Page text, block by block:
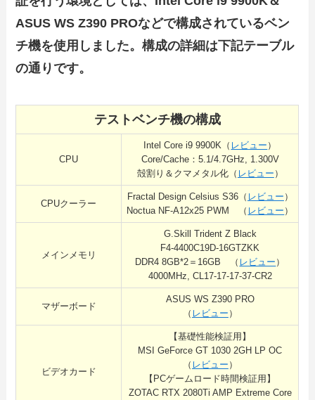
ASUS WS Z390 PROなどで構成されているベン
チ機を使用しました。構成の詳細は下記テーブル
の通りです。
テストベンチ機の構成
CPU
Intel Core i9 9900K（ レビュー ）
Core/Cache：5.1/4.7GHz, 1.300V
殻割り＆クマメタル化（ レビュー ）
CPUクーラー
Fractal Design Celsius S36（ レビュー ）
Noctua NF-A12x25 PWM （ レビュー ）
メインメモリ
G.Skill Trident Z Black
F4-4400C19D-16GTZKK
DDR4 8GB*2＝16GB （ レビュー ）
4000MHz, CL17-17-17-37-CR2
マザーボード
ASUS WS Z390 PRO
（ レビュー ）
ビデオカード
【基礎性能検証用】
MSI GeForce GT 1030 2GH LP OC
（ レビュー ）
【PCゲームロード時間検証用】
ZOTAC RTX 2080Ti AMP Extreme Core